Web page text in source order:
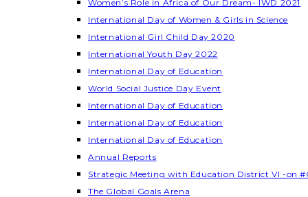
Women’s Role in Africa of Our Dream- IWD 2021
International Day of Women & Girls in Science
International Girl Child Day 2020
International Youth Day 2022
International Day of Education
World Social Justice Day Event
International Day of Education
International Day of Education
International Day of Education
Annual Reports
Strategic Meeting with Education District VI -on
The Global Goals Arena